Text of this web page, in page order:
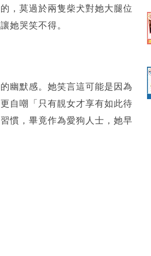
，莫過於兩隻柴犬對她大腿位
她哭笑不得。
幽默感。她笑言這可能是因為
自嘲「只有靚女才享有如此待
慣，畢竟作為愛狗人士，她早